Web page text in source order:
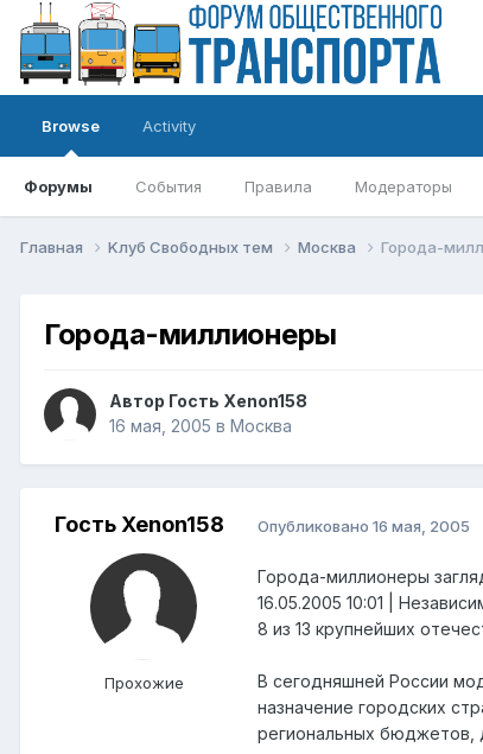
Browse
Форумы События Правила Модераторы
Activity
Главная Kлуб Свободных тем Москва Города-
Города-миллионеры
Автор Гость Xenon158
16 мая, 2005 в Москва
Гость Xenon158
Прохожие
Опубликовано 16 мая, 2005
Города-миллионеры
16.05.2005 10:01 |
8 из 13 крупнейших
В сегодняшней России
назначение городских
региональных бюджетов,